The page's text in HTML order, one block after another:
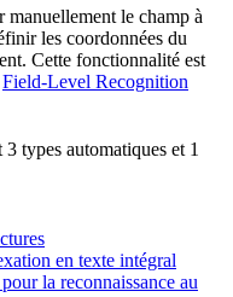
manuellement le champ à
les coordonnées du
Cette fonctionnalité est
Field-Level Recognition
types automatiques et 1
en texte intégral
la reconnaissance au